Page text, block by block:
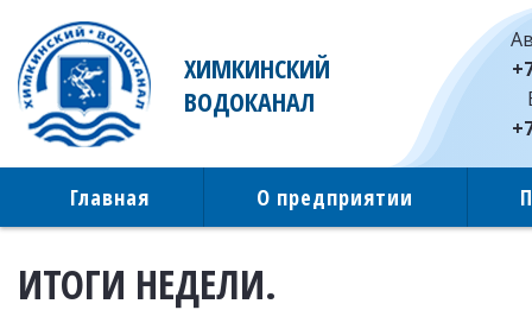
ХИМКИНСКИЙ
ВОДОКАНАЛ
Главная О предприятии
ИТОГИ НЕДЕЛИ.